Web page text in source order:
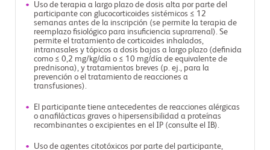
Uso de terapia a largo plazo de dosis alta por parte del
participante con glucocorticoides sistémicos ≤ 12
semanas antes de la inscripción (se permite la terapia de
reemplazo fisiológico para insuficiencia suprarrenal). Se
permite el tratamiento de corticoides inhalados,
intranasales y tópicos a dosis bajas a largo plazo (definida
como ≤ 0,2 mg/kg/día o ≤ 10 mg/día de equivalente de
prednisona), y tratamientos breves (p. ej., para la
prevención o el tratamiento de reacciones a
transfusiones).
El participante tiene antecedentes de reacciones alérgicas
o anafilácticas graves o hipersensibilidad a proteínas
recombinantes o excipientes en el IP (consulte el IB).
Uso de agentes citotóxicos por parte del participante,